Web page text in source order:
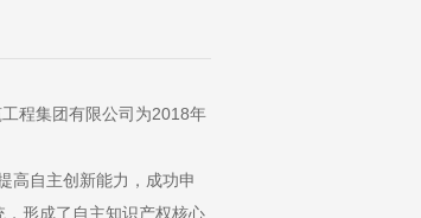
程集团有限公司为2018年
自主创新能力，成功申
形成了自主知识产权核心